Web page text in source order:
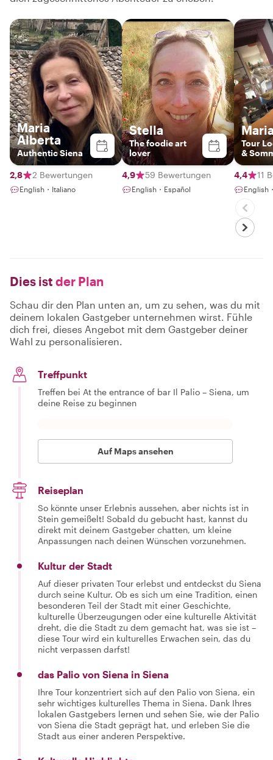
Maria
Alberta
Authentic Siena
2,8 2 Bewertungen
English・Italiano
Stella
The foodie art
lover
4,9 59 Bewertungen
English・Español
Tour
&
4,4 11
English
Dies ist der Plan
Schau dir den Plan unten an, um zu sehen, was du mit
deinem lokalen Gastgeber unternehmen wirst. Fühle
dich frei, dieses Angebot mit dem Gastgeber deiner
Wahl zu personalisieren.
Treffpunkt
Treffen bei At the entrance of bar Il Palio – Siena, um
deine Reise zu beginnen
Auf Maps ansehen
Reiseplan
So könnte unser Erlebnis aussehen, aber nichts ist in
Stein gemeißelt! Sobald du gebucht hast, kannst du
direkt mit deinem Gastgeber chatten, um kleine
Anpassungen nach deinen Wünschen vorzunehmen.
Kultur der Stadt
Auf dieser privaten Tour erlebst und entdeckst du Siena
durch seine Kultur. Ob es sich um eine Tradition, einen
besonderen Teil der Stadt mit einer Geschichte,
kulturelle Überzeugungen oder eine kulturelle Aktivität
dreht, die die Stadt zu dem gemacht hat, was sie ist –
diese Tour wird ein kulturelles Erwachen sein, das du
nicht verpassen darfst!
das Palio von Siena in Siena
Ihre Tour konzentriert sich auf den Palio von Siena, ein
sehr wichtiges kulturelles Thema in Siena. Dank Ihres
lokalen Gastgebers lernen und sehen Sie, wie der Palio
von Siena die Stadt geprägt hat, und erleben Sie die
Stadt aus einer anderen Perspektive.